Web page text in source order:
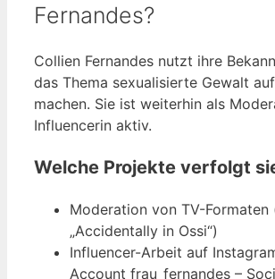
Fernandes?
Collien Fernandes nutzt ihre
das Thema sexualisierte Gewalt
machen. Sie ist weiterhin als
Influencerin aktiv.
Welche Projekte verfolgt
Moderation von TV-Formaten
„Accidentally in Ossi“)
Influencer-Arbeit auf
Account frau_fernandes –